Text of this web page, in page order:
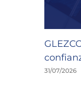
31/07/2026